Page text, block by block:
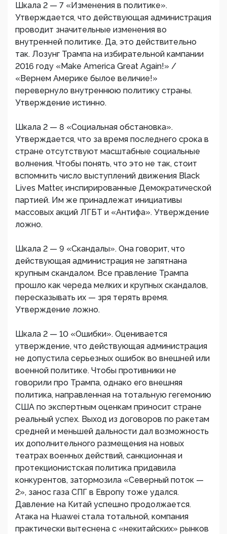
Шкала 2 — 7 «Изменения в политике».
Утверждается, что действующая администрация
проводит значительные изменения во
внутренней политике. Да, это действительно
так. Лозунг Трампа на избирательной кампании
2016 году «Make America Great Again!» /
«Вернем Америке былое величие!»
перевернуло внутреннюю политику страны.
Утверждение истинно.
Шкала 2 — 8 «Социальная обстановка».
Утверждается, что за время последнего срока в
стране отсутствуют масштабные социальные
волнения. Чтобы понять, что это не так, стоит
вспомнить число выступлений движения Black
Lives Matter, инспирированные Демократической
партией. Им же принадлежат инициативы
массовых акций ЛГБТ и «Антифа». Утверждение
ложно.
Шкала 2 — 9 «Скандалы». Она говорит, что
действующая администрация не запятнана
крупным скандалом. Все правление Трампа
прошло как череда мелких и крупных скандалов,
пересказывать их — зря терять время.
Утверждение ложно.
Шкала 2 — 10 «Ошибки». Оценивается
утверждение, что действующая администрация
не допустила серьезных ошибок во внешней или
военной политике. Чтобы противники не
говорили про Трампа, однако его внешняя
политика, направленная на тотальную гегемонию
США по экспертным оценкам приносит стране
реальный успех. Выход из договоров по ракетам
средней и меньшей дальности дал возможность
их дополнительного размещения на новых
театрах военных действий, санкционная и
протекционистская политика придавила
конкурентов, затормозила «Северный поток —
2», занос газа СПГ в Европу тоже удался.
Давление на Китай успешно продолжается.
Атака на Huawei стала тотальной, компания
практически вытеснена с «некитайских» рынков